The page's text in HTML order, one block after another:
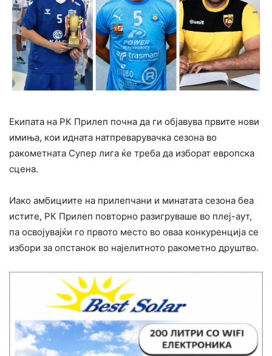
Екипата на РК Прилеп почна да ги објавува првите нови
имиња, кои идната натпреварувачка сезона во
ракометната Супер лига ќе треба да изборат европска
сцена.
Иако амбициите на прилепчани и минатата сезона беа
истите, РК Прилеп повторно разигруваше во плеј-аут,
па освојувајќи го првото место во оваа конкуренција се
избори за опстанок во најелитното ракометно друштво.